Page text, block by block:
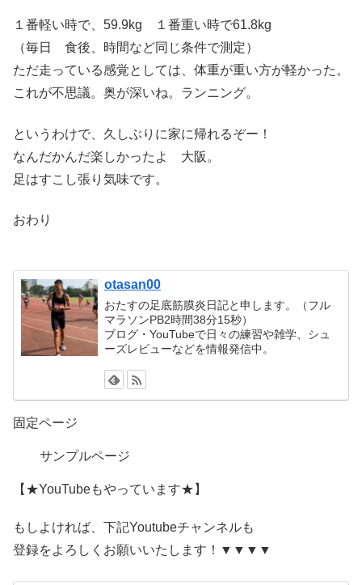
１番軽い時で、59.9kg １番重い時で61.8kg
（毎日 食後、時間など同じ条件で測定）
ただ走っている感覚としては、体重が重い方が軽かった。
これが不思議。奥が深いね。ランニング。
というわけで、久しぶりに家に帰れるぞー！
なんだかんだ楽しかったよ 大阪。
足はすこし張り気味です。
おわり
otasan00
おたすの足底筋膜炎日記と申します。（フル
マラソンPB2時間38分15秒）
ブログ・YouTubeで日々の練習や雑学、シュ
ーズレビューなどを情報発信中。
固定ページ
サンプルページ
【★YouTubeもやっています★】
もしよければ、下記Youtubeチャンネルも
登録をよろしくお願いいたします！▼▼▼▼